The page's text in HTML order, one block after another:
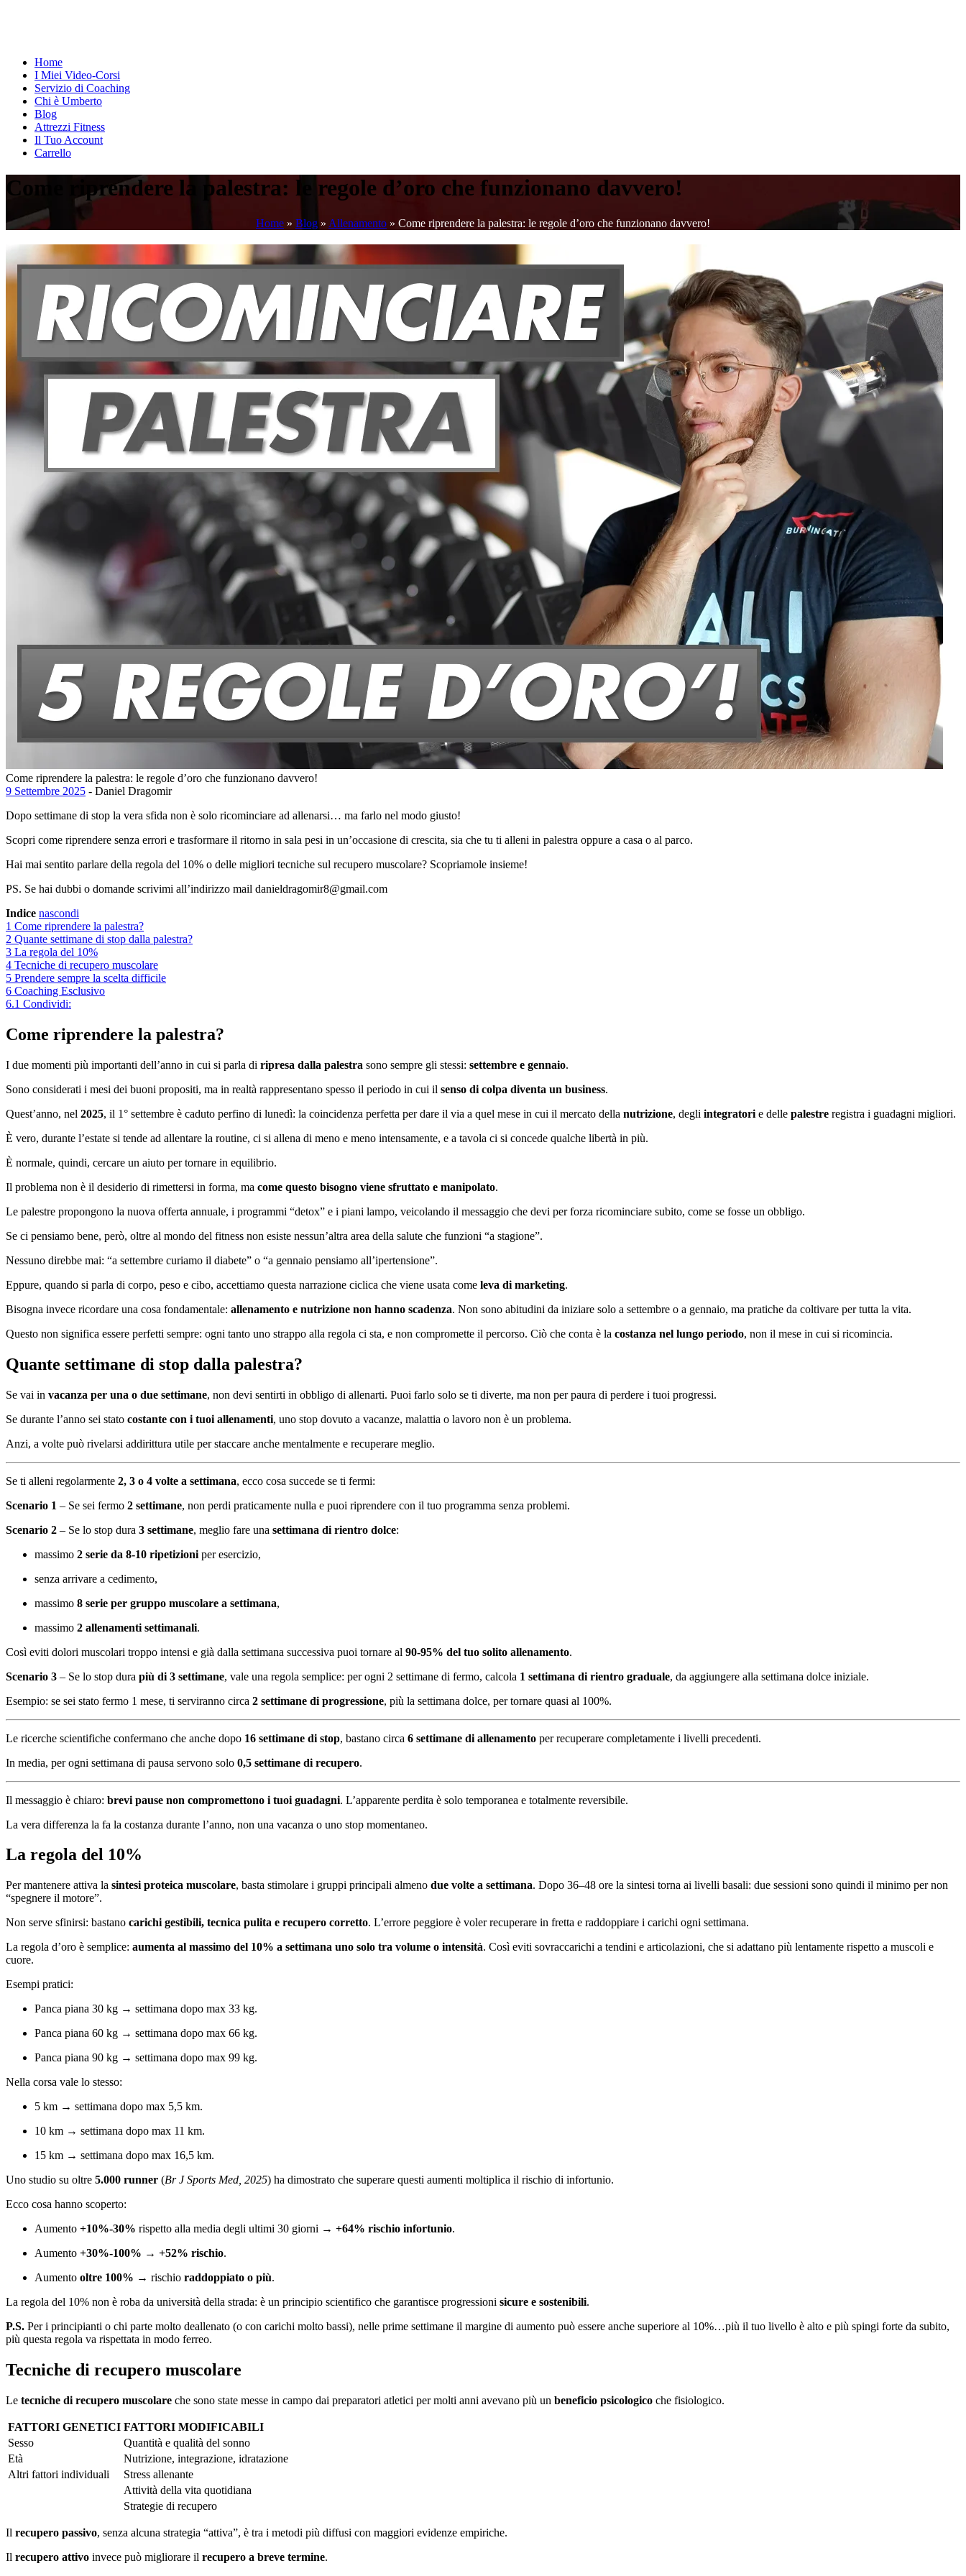
Home
I Miei Video-Corsi
Servizio di Coaching
Chi è Umberto
Blog
Attrezzi Fitness
Il Tuo Account
Carrello
Come riprendere la palestra: le regole d’oro che funzionano davvero!
Home » Blog » Allenamento » Come riprendere la palestra: le regole d’oro che funzionano davvero!
Come riprendere la palestra: le regole d’oro che funzionano davvero!
9 Settembre 2025 - Daniel Dragomir
Dopo settimane di stop la vera sfida non è solo ricominciare ad allenarsi… ma farlo nel modo giusto!
Scopri come riprendere senza errori e trasformare il ritorno in sala pesi in un’occasione di crescita, sia che tu ti alleni in palestra oppure a casa o al parco.
Hai mai sentito parlare della regola del 10% o delle migliori tecniche sul recupero muscolare? Scopriamole insieme!
PS. Se hai dubbi o domande scrivimi all’indirizzo mail danieldragomir8@gmail.com
Indice nascondi
1 Come riprendere la palestra?
2 Quante settimane di stop dalla palestra?
3 La regola del 10%
4 Tecniche di recupero muscolare
5 Prendere sempre la scelta difficile
6 Coaching Esclusivo
6.1 Condividi:
Come riprendere la palestra?
I due momenti più importanti dell’anno in cui si parla di ripresa dalla palestra sono sempre gli stessi: settembre e gennaio.
Sono considerati i mesi dei buoni propositi, ma in realtà rappresentano spesso il periodo in cui il senso di colpa diventa un business.
Quest’anno, nel 2025, il 1° settembre è caduto perfino di lunedì: la coincidenza perfetta per dare il via a quel mese in cui il mercato della nutrizione, degli integratori e delle palestre registra i guadagni migliori.
È vero, durante l’estate si tende ad allentare la routine, ci si allena di meno e meno intensamente, e a tavola ci si concede qualche libertà in più.
È normale, quindi, cercare un aiuto per tornare in equilibrio.
Il problema non è il desiderio di rimettersi in forma, ma come questo bisogno viene sfruttato e manipolato.
Le palestre propongono la nuova offerta annuale, i programmi “detox” e i piani lampo, veicolando il messaggio che devi per forza ricominciare subito, come se fosse un obbligo.
Se ci pensiamo bene, però, oltre al mondo del fitness non esiste nessun’altra area della salute che funzioni “a stagione”.
Nessuno direbbe mai: “a settembre curiamo il diabete” o “a gennaio pensiamo all’ipertensione”.
Eppure, quando si parla di corpo, peso e cibo, accettiamo questa narrazione ciclica che viene usata come leva di marketing.
Bisogna invece ricordare una cosa fondamentale: allenamento e nutrizione non hanno scadenza. Non sono abitudini da iniziare solo a settembre o a gennaio, ma pratiche da coltivare per tutta la vita.
Questo non significa essere perfetti sempre: ogni tanto uno strappo alla regola ci sta, e non compromette il percorso. Ciò che conta è la costanza nel lungo periodo, non il mese in cui si ricomincia.
Quante settimane di stop dalla palestra?
Se vai in vacanza per una o due settimane, non devi sentirti in obbligo di allenarti. Puoi farlo solo se ti diverte, ma non per paura di perdere i tuoi progressi.
Se durante l’anno sei stato costante con i tuoi allenamenti, uno stop dovuto a vacanze, malattia o lavoro non è un problema.
Anzi, a volte può rivelarsi addirittura utile per staccare anche mentalmente e recuperare meglio.
Se ti alleni regolarmente 2, 3 o 4 volte a settimana, ecco cosa succede se ti fermi:
Scenario 1 – Se sei fermo 2 settimane, non perdi praticamente nulla e puoi riprendere con il tuo programma senza problemi.
Scenario 2 – Se lo stop dura 3 settimane, meglio fare una settimana di rientro dolce:
massimo 2 serie da 8-10 ripetizioni per esercizio,
senza arrivare a cedimento,
massimo 8 serie per gruppo muscolare a settimana,
massimo 2 allenamenti settimanali.
Così eviti dolori muscolari troppo intensi e già dalla settimana successiva puoi tornare al 90-95% del tuo solito allenamento.
Scenario 3 – Se lo stop dura più di 3 settimane, vale una regola semplice: per ogni 2 settimane di fermo, calcola 1 settimana di rientro graduale, da aggiungere alla settimana dolce iniziale.
Esempio: se sei stato fermo 1 mese, ti serviranno circa 2 settimane di progressione, più la settimana dolce, per tornare quasi al 100%.
Le ricerche scientifiche confermano che anche dopo 16 settimane di stop, bastano circa 6 settimane di allenamento per recuperare completamente i livelli precedenti.
In media, per ogni settimana di pausa servono solo 0,5 settimane di recupero.
Il messaggio è chiaro: brevi pause non compromettono i tuoi guadagni. L’apparente perdita è solo temporanea e totalmente reversibile.
La vera differenza la fa la costanza durante l’anno, non una vacanza o uno stop momentaneo.
La regola del 10%
Per mantenere attiva la sintesi proteica muscolare, basta stimolare i gruppi principali almeno due volte a settimana. Dopo 36–48 ore la sintesi torna ai livelli basali: due sessioni sono quindi il minimo per non
“spegnere il motore”.
Non serve sfinirsi: bastano carichi gestibili, tecnica pulita e recupero corretto. L’errore peggiore è voler recuperare in fretta e raddoppiare i carichi ogni settimana.
La regola d’oro è semplice: aumenta al massimo del 10% a settimana uno solo tra volume o intensità. Così eviti sovraccarichi a tendini e articolazioni, che si adattano più lentamente rispetto a muscoli e
cuore.
Esempi pratici:
Panca piana 30 kg → settimana dopo max 33 kg.
Panca piana 60 kg → settimana dopo max 66 kg.
Panca piana 90 kg → settimana dopo max 99 kg.
Nella corsa vale lo stesso:
5 km → settimana dopo max 5,5 km.
10 km → settimana dopo max 11 km.
15 km → settimana dopo max 16,5 km.
Uno studio su oltre 5.000 runner (Br J Sports Med, 2025) ha dimostrato che superare questi aumenti moltiplica il rischio di infortunio.
Ecco cosa hanno scoperto:
Aumento +10%-30% rispetto alla media degli ultimi 30 giorni → +64% rischio infortunio.
Aumento +30%-100% → +52% rischio.
Aumento oltre 100% → rischio raddoppiato o più.
La regola del 10% non è roba da università della strada: è un principio scientifico che garantisce progressioni sicure e sostenibili.
P.S. Per i principianti o chi parte molto deallenato (o con carichi molto bassi), nelle prime settimane il margine di aumento può essere anche superiore al 10%…più il tuo livello è alto e più spingi forte da subito,
più questa regola va rispettata in modo ferreo.
Tecniche di recupero muscolare
Le tecniche di recupero muscolare che sono state messe in campo dai preparatori atletici per molti anni avevano più un beneficio psicologico che fisiologico.
FATTORI GENETICI FATTORI MODIFICABILI
Sesso
Quantità e qualità del sonno
Età
Nutrizione, integrazione, idratazione
Altri fattori individuali
Stress allenante
Attività della vita quotidiana
Strategie di recupero
Il recupero passivo, senza alcuna strategia “attiva”, è tra i metodi più diffusi con maggiori evidenze empiriche.
Il recupero attivo invece può migliorare il recupero a breve termine.